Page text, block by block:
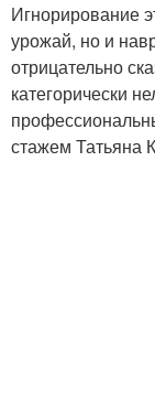
Игнорирование
урожай, но и
отрицательно
категорически
стажем Татьяна